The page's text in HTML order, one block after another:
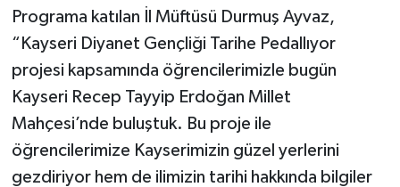
Programa katılan İl Müftüsü Durmuş Ayvaz,
“Kayseri Diyanet Gençliği Tarihe Pedallıyor
projesi kapsamında öğrencilerimizle bugün
Kayseri Recep Tayyip Erdoğan Millet
Mahçesi’nde buluştuk. Bu proje ile
öğrencilerimize Kayserimizin güzel yerlerini
gezdiriyor hem de ilimizin tarihi hakkında bilgiler
Elazığ Müftülüğü
Erzincan Müftülüğü
Erzurum Müftülüğü
Eskişehir Müftülüğü